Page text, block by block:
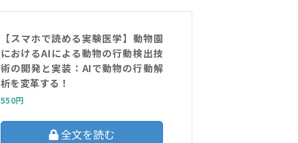
【スマホで読める実験医学】動物園
におけるAIによる動物の行動検出技
術の開発と実装：AIで動物の行動解
析を変革する！
550円
全文を読む